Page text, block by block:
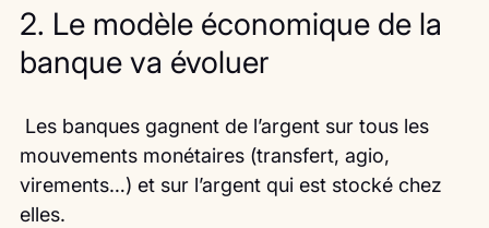
2. Le modèle économique de la
banque va évoluer
mouvements monétaires (transfert, agio,
virements…) et sur l’argent qui est stocké chez
elles.